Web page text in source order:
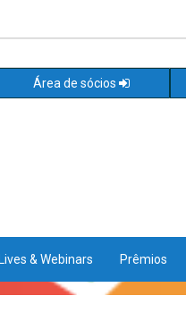
Área de sócios
Lives & Webinars Prêmios